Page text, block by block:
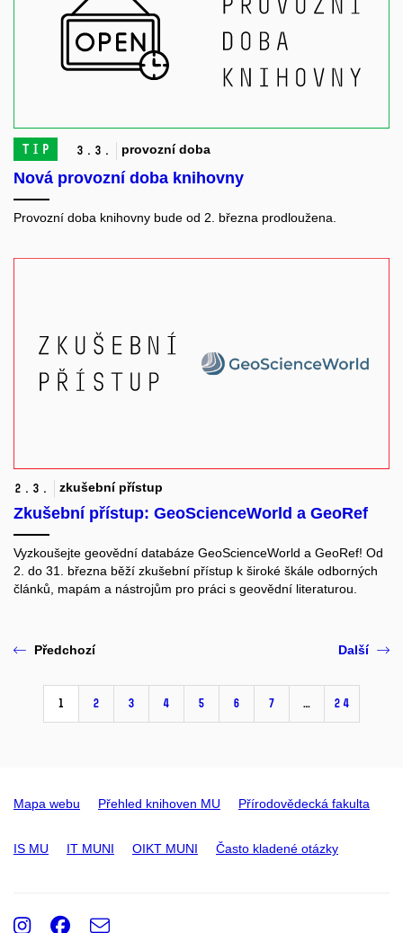
TIP 3. 3. provozní doba
Nová provozní doba knihovny
Provozní doba knihovny bude od 2. března prodloužena.
2. 3. zkušební přístup
Zkušební přístup: GeoScienceWorld a GeoRef
Vyzkoušejte geovědní databáze GeoScienceWorld a GeoRef! Od
2. do 31. března běží zkušební přístup k široké škále odborných
článků, mapám a nástrojům pro práci s geovědní literaturou.​
Předchozí
1 2 3 4 5 6 7 … 24
Další
Mapa webu Přehled knihoven MU Přírodovědecká fakulta
IS MU IT MUNI OIKT MUNI Často kladené otázky
Instagram
Facebook
e-